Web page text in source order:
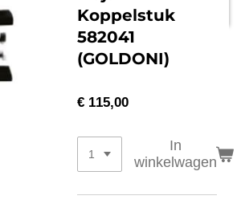
Koppelstuk
582041
(GOLDONI)
€ 115,00
In
winkelwagen